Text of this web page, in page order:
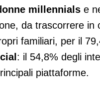
millennials e
da trascorrere in
familiari, per il
: il 54,8% degli
piattaforme.